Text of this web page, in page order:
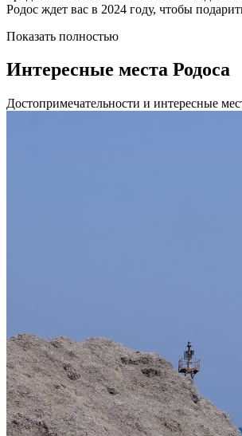
Родос ждет вас в 2024 году, чтобы
Показать полностью
Интересные места Родоса
Достопримечательности и интересные